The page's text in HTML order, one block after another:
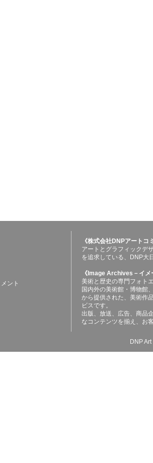
ント
《株式会社DNPアート
アートとグラフィックデ
を追求している、DNP大
《Image Archives－イ
美術と歴史の専門フォト
国内外の美術館・博物館
から提供された、美術作
ビスです。
出版、放送、広告、商品
なコンテンツを揃え、お
DNP